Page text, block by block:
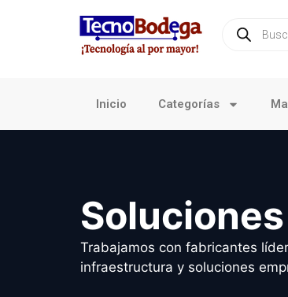
Inicio Categorías
Trabajamos con fabricantes
infraestructura y soluciones